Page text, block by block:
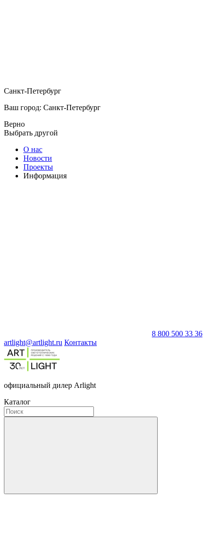
Санкт-Петербург
Ваш город: Санкт-Петербург
Верно
Выбрать другой
О нас
Новости
Проекты
Информация
8 800 500 33 36
artlight@artlight.ru Контакты
официальный дилер Arlight
Каталог